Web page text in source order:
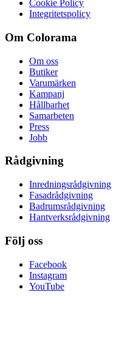
Cookie Policy
Integritetspolicy
Om Colorama
Om oss
Butiker
Varumärken
Kampanj
Hållbarhet
Samarbeten
Press
Jobb
Rådgivning
Inredningsrådgivning
Fasadrådgivning
Badrumsrådgivning
Hantverksrådgivning
Följ oss
Facebook
Instagram
YouTube